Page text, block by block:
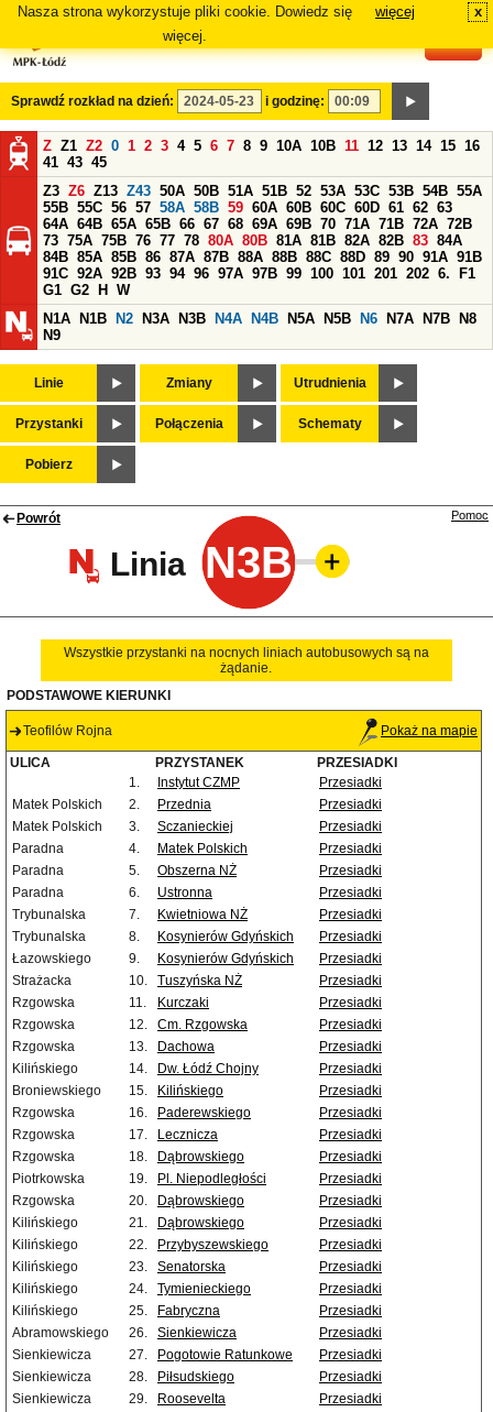
Nasza strona wykorzystuje pliki cookie. Dowiedz się
więcej.
więcej x
Sprawdź rozkład na dzień: i godzinę:
Z Z1 Z2 0 1 2 3 4 5 6 7 8 9 10A 10B 11 12 13 14 15 16
41 43 45
Z3 Z6 Z13 Z43 50A 50B 51A 51B 52 53A 53C 53B 54B 55A
55B 55C 56 57 58A 58B 59 60A 60B 60C 60D 61 62 63
64A 64B 65A 65B 66 67 68 69A 69B 70 71A 71B 72A 72B
73 75A 75B 76 77 78 80A 80B 81A 81B 82A 82B 83 84A
84B 85A 85B 86 87A 87B 88A 88B 88C 88D 89 90 91A 91B
91C 92A 92B 93 94 96 97A 97B 99 100 101 201 202 6.
F1
G1 G2 H
W
N1A
N1B N2 N3A N3B N4A N4B N5A N5B N6 N7A N7B
N8
N9
Linie Zmiany Utrudnienia
Przystanki Połączenia Schematy
Pobierz
Powrót
Linia N3B
Pomoc
Wszystkie przystanki na nocnych liniach autobusowych są na
żądanie.
PODSTAWOWE KIERUNKI
Teofilów Rojna Pokaż na mapie
ULICA PRZYSTANEK
PRZESIADKI
1.
Instytut CZMP
Przesiadki
Matek Polskich
2. Przednia
Przesiadki
Matek Polskich
3. Sczanieckiej
Przesiadki
Paradna
4. Matek Polskich
Przesiadki
Paradna
5. Obszerna NŻ
Przesiadki
Paradna
6. Ustronna
Przesiadki
Trybunalska
7. Kwietniowa NŻ
Przesiadki
Trybunalska
8. Kosynierów Gdyńskich
Przesiadki
Łazowskiego
9. Kosynierów Gdyńskich
Przesiadki
Strażacka
10. Tuszyńska NŻ
Przesiadki
Rzgowska
11. Kurczaki
Przesiadki
Rzgowska
12. Cm. Rzgowska
Przesiadki
Rzgowska
13. Dachowa
Przesiadki
Kilińskiego
14. Dw. Łódź Chojny
Przesiadki
Broniewskiego
15. Kilińskiego
Przesiadki
Rzgowska
16. Paderewskiego
Przesiadki
Rzgowska
17. Lecznicza
Przesiadki
Rzgowska
18. Dąbrowskiego
Przesiadki
Piotrkowska
19. Pl. Niepodległości
Przesiadki
Rzgowska
20. Dąbrowskiego
Przesiadki
Kilińskiego
21. Dąbrowskiego
Przesiadki
Kilińskiego
22. Przybyszewskiego
Przesiadki
Kilińskiego
23. Senatorska
Przesiadki
Kilińskiego
24. Tymienieckiego
Przesiadki
Kilińskiego
25. Fabryczna
Przesiadki
Abramowskiego
26. Sienkiewicza
Przesiadki
Sienkiewicza
27. Pogotowie Ratunkowe
Przesiadki
Sienkiewicza
28. Piłsudskiego
Przesiadki
Sienkiewicza
29. Roosevelta
Przesiadki